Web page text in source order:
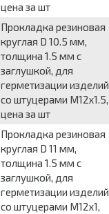
цена за шт
Прокладка резиновая
круглая D 10.5 мм,
толщина 1.5 мм с
заглушкой, для
герметизации изделий
со штуцерами М12х1.5,
цена за шт
Прокладка резиновая
круглая D 11 мм,
толщина 1.5 мм с
заглушкой, для
герметизации изделий
со штуцерами М12х1,